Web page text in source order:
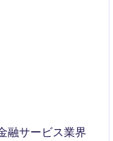
融サービス業界